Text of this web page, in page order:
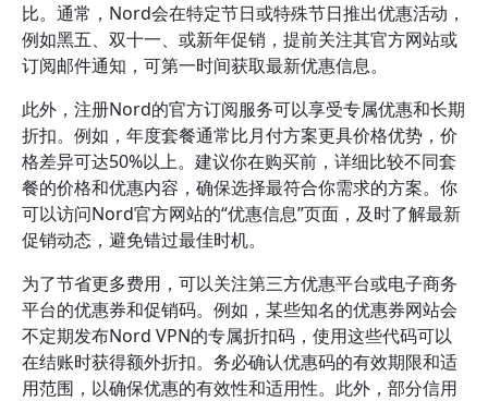
比。通常，Nord会在特定节日或特殊节日推出优惠活动，
例如黑五、双十一、或新年促销，提前关注其官方网站或
订阅邮件通知，可第一时间获取最新优惠信息。
此外，注册Nord的官方订阅服务可以享受专属优惠和长期
折扣。例如，年度套餐通常比月付方案更具价格优势，价
格差异可达50%以上。建议你在购买前，详细比较不同套
餐的价格和优惠内容，确保选择最符合你需求的方案。你
可以访问Nord官方网站的“优惠信息”页面，及时了解最新
促销动态，避免错过最佳时机。
为了节省更多费用，可以关注第三方优惠平台或电子商务
平台的优惠券和促销码。例如，某些知名的优惠券网站会
不定期发布Nord VPN的专属折扣码，使用这些代码可以
在结账时获得额外折扣。务必确认优惠码的有效期限和适
用范围，以确保优惠的有效性和适用性。此外，部分信用